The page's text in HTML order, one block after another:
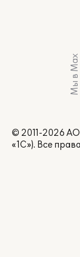
Мы в Max
© 2011-2026
«1С»). Все